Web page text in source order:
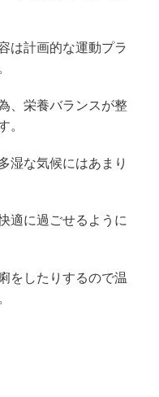
は計画的な運動プラ
、栄養バランスが整
。
湿な気候にはあまり
適に過ごせるように
をしたりするので温